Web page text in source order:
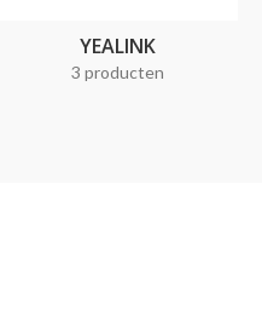
YEALINK
3 producten